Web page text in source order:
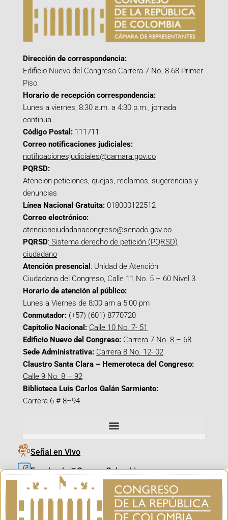
Dirección de correspondencia:
Edificio Nuevo del Congreso Carrera 7 No. 8-68 Primer
Piso.
Horario de recepción correspondencia:
Lunes a viernes, 8:30 a.m. a 4:30 p.m., jornada
continua.
Código Postal: 111711
Correo notificaciones judiciales:
notificacionesjudiciales@camara.gov.co
PQRSD:
Atención peticiones, quejas, reclamos, sugerencias y
denuncias
Línea Nacional Gratuita: 018000122512
Correo electrónico:
atencionciudadanacongreso@senado.gov.co
PQRSD: Sistema derecho de petición (PQRSD)
ciudadano
Atención presencial : Unidad de Atención
Ciudadana del Congreso, Calle 11 No. 5 – 60 Nivel 3
Horario de atención al público:
Lunes a Viernes de 8:00 am a 5:00 pm
Conmutador: (+57) (601) 8770720
Capitolio Nacional: Calle 10 No. 7- 51
Edificio Nuevo del Congreso: Carrera 7 No. 8 – 68
Sede Administrativa: Carrera 8 No. 12- 02
Claustro Santa Clara – Hemeroteca del Congreso:
Calle 9 No. 8 – 92
Biblioteca Luis Carlos Galán Sarmiento:
Carrera 6 # 8–94
Señal en Vivo
Facebook_@CamaraColombia
Instagram_@CamaraColombia
X_@CamaraColombia